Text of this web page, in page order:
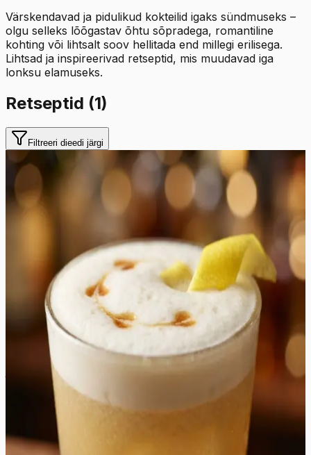
Värskendavad ja pidulikud kokteilid igaks sündmuseks –
olgu selleks lõõgastav õhtu sõpradega, romantiline
kohting või lihtsalt soov hellitada end millegi erilisega.
Lihtsad ja inspireerivad retseptid, mis muudavad iga
lonksu elamuseks.
Retseptid (1)
Filtreeri dieedi järgi
Keskmine Hinnang:(
Wisky Sour kokteil
Whiskey Sour on meisterlikult tasakaalustatud kokteil,
mis pakub tõelist maitsete sümfooniat. Selles joogis
kohtuvad tammevaadi soojusest pakatav bourbon-viski
ning värskelt pressitud sidrunimahla kirgas hapukus,
mida pehmendab rikkalik suhkrusiirup. Kokteili tekstuur
on tänu pastöriseeritud munavalgele ja spetsiaalsele
raputustehnikale luksuslikult sametine ja kreemjas,
moodustades klaasi pinnale püsiva ja tiheda vahukihi.
Maitseprofiili süvendavad aromaatsed mõruained ja
näpuotsatäis soolalahust, mis toovad esile viski magusad
karamellinoodid ja mahendavad tsitruse teravust. See
jook sobib ideaalselt nautimiseks sumedatel
õhtupoolikutel või elegantse aperitiivina enne õhtusööki.
Jook on visuaalselt kütkestav, serveerituna madalas
viskiklaasis koos klassikalise kirsist ja sidruniviilust
valmistatud kaunistusega, mis lisab joogile viimase lihvi.